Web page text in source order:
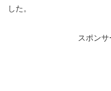
した。
スポンサ